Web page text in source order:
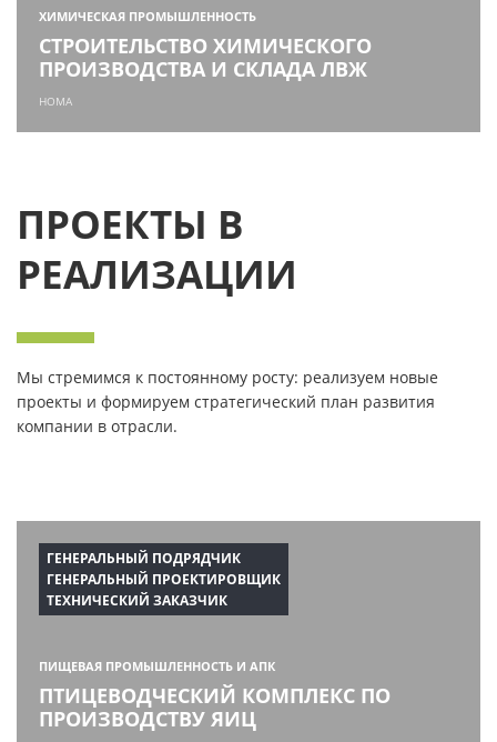
ХИМИЧЕСКАЯ ПРОМЫШЛЕННОСТЬ
СТРОИТЕЛЬСТВО ХИМИЧЕСКОГО
ПРОИЗВОДСТВА И СКЛАДА ЛВЖ
HOMA
ПРОЕКТЫ В
РЕАЛИЗАЦИИ
Мы стремимся к постоянному росту: реализуем новые
проекты и формируем стратегический план развития
компании в отрасли.
ГЕНЕРАЛЬНЫЙ ПОДРЯДЧИК
ГЕНЕРАЛЬНЫЙ ПРОЕКТИРОВЩИК
ТЕХНИЧЕСКИЙ ЗАКАЗЧИК
ПИЩЕВАЯ ПРОМЫШЛЕННОСТЬ И АПК
ПТИЦЕВОДЧЕСКИЙ КОМПЛЕКС ПО
ПРОИЗВОДСТВУ ЯИЦ